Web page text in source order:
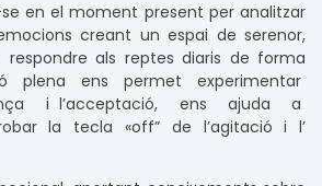
en el moment present per analitzar
creant un espai de serenor,
als reptes diaris de forma
plena ens permet experimentar
i l’acceptació, ens ajuda a
la tecla «off” de l’agitació i l’